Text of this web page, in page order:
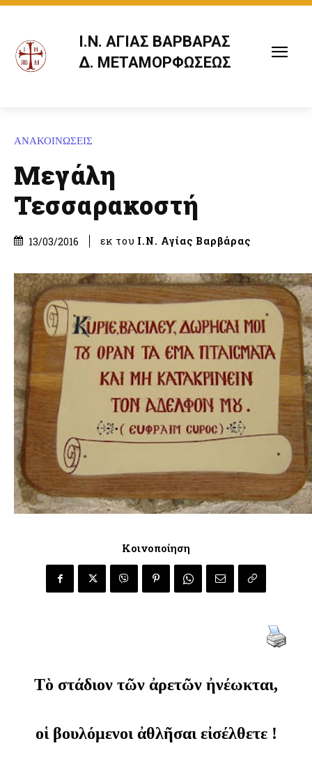
Ι.Ν. ΑΓΙΑΣ ΒΑΡΒΑΡΑΣ
Δ. ΜΕΤΑΜΟΡΦΩΣΕΩΣ
ΑΝΑΚΟΙΝΩΣΕΙΣ
Μεγάλη
Τεσσαρακοστή
13/03/2016 εκ του Ι.Ν. Αγίας Βαρβάρας
Κοινοποίηση
Τὸ στάδιον τῶν ἀρετῶν ἠνέωκται,
οἱ βουλόμενοι ἀθλῆσαι εἰσέλθετε !